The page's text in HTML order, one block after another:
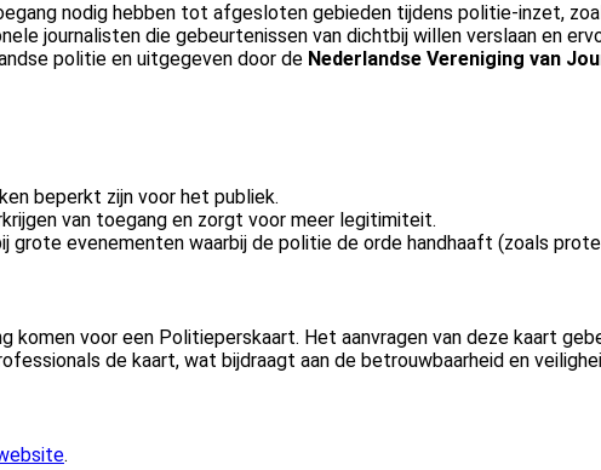
nodig hebben tot afgesloten gebieden tijdens politie-inzet,
journalisten die gebeurtenissen van dichtbij willen verslaan en
politie en uitgegeven door de Nederlandse Vereniging van
beperkt zijn voor het publiek.
van toegang en zorgt voor meer legitimiteit.
grote evenementen waarbij de politie de orde handhaaft (zoals
komen voor een Politieperskaart. Het aanvragen van deze kaart
de kaart, wat bijdraagt aan de betrouwbaarheid en
.